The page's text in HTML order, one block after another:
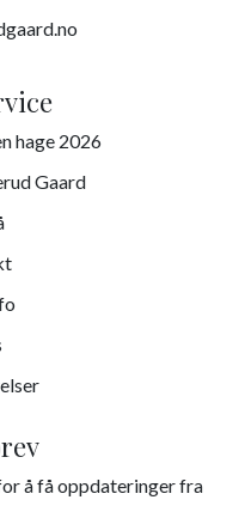
hage 2026
Gaard
å få oppdateringer fra